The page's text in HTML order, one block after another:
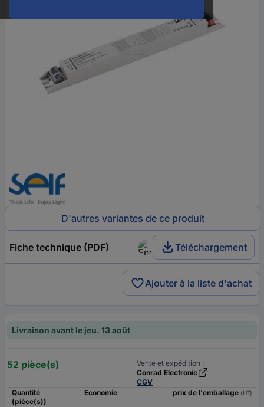
D'autres variantes de ce produit
Fiche technique (PDF) Téléchargement
Ajouter à la liste d'achat
Livraison avant le jeu. 13 août
52 pièce(s)
Vente et expédition :
Conrad Electronic
CGV
Quantité
(pièce(s))
Economie prix de l'emballage (HT)